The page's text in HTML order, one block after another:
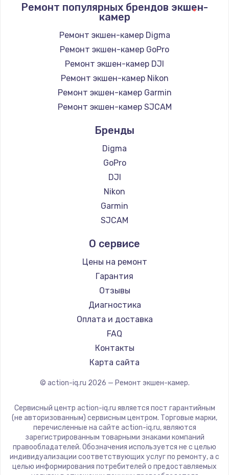
1090 руб.
Заказать
Ремонт подсветки
1200 руб.
Заказать
Настройка BIOS
Заказать
Замена SSD
990 руб.
Заказать
Восстановление данных
Заказать
Замена звуковой карты
1100 руб.
Заказать
Замена микрофона
1050 руб.
Заказать
890 руб.
Заказать
Замена системы охлаждения
1500 руб.
Ремонт популярных брендов экшен-
камер
Ремонт экшен-камер Digma
Ремонт экшен-камер GoPro
Ремонт экшен-камер DJI
Ремонт экшен-камер Nikon
Ремонт экшен-камер Garmin
Ремонт экшен-камер SJCAM
Бренды
Digma
GoPro
DJI
Nikon
Garmin
SJCAM
О сервисе
Цены на ремонт
Гарантия
Отзывы
Диагностика
Оплата и доставка
FAQ
Контакты
Карта сайта
© action-iq.ru 2026 — Ремонт экшен-камер.
Сервисный центр action-iq.ru является пост гарантийным
(не авторизованным) сервисным центром. Торговые марки,
перечисленные на сайте action-iq.ru, являются
зарегистрированным товарными знаками компаний
правообладателей. Обозначения используется не с целью
индивидуализации соответствующих услуг по ремонту, а с
целью информирования потребителей о предоставляемых